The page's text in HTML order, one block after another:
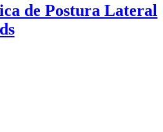
de Postura Lateral